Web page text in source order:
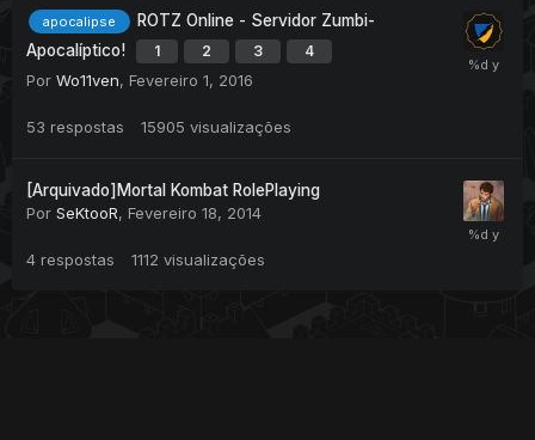
apocalipse
ROTZ Online - Servidor Zumbi-
Apocalíptico!
1 2 3 4
Por Wo11ven, Fevereiro 1, 2016
53 respostas 15905 visualizações
[Arquivado]Mortal Kombat RolePlaying
Por SeKtooR, Fevereiro 18, 2014
4 respostas 1112 visualizações